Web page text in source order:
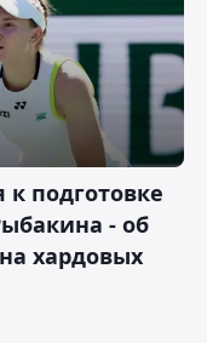
к подготовке
- об
хардовых